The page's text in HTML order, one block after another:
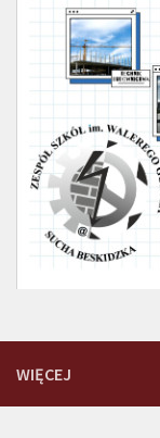
WIĘCEJ